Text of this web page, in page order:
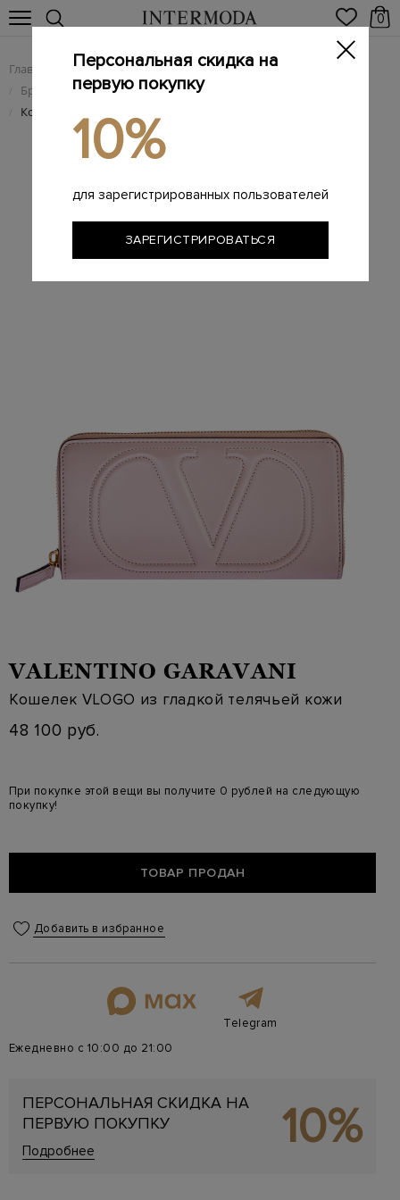
0
Главная Женщинам / Брендовые женские аксессуары
/ Брендовые женские кошельки
/ Кошелек VLOGO из&nbsp;гладкой телячьей кожи
VALENTINO GARAVANI
Кошелек VLOGO из гладкой телячьей кожи
48 100 руб.
При покупке этой вещи вы получите 0 рублей на следующую
покупку!
ТОВАР ПРОДАН
Добавить в избранное
Telegram
Ежедневно с 10:00 до 21:00
ПЕРСОНАЛЬНАЯ СКИДКА НА
ПЕРВУЮ ПОКУПКУ
Подробнее 10%
Персональная скидка на
первую покупку
10%
для зарегистрированных пользователей
ЗАРЕГИСТРИРОВАТЬСЯ